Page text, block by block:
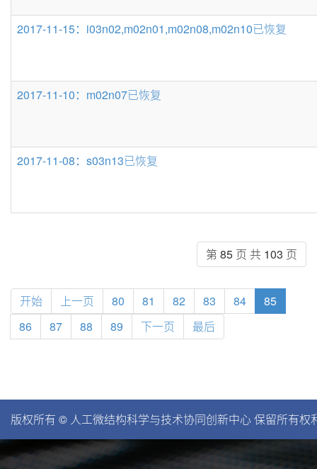
2017-11-15：i03n02,m02n01,m02n08,m02n10已恢复
2017-11-10：m02n07已恢复
2017-11-08：s03n13已恢复
第 85 页 共 103 页
开始 上一页 80 81 82 83 84
85
86
87 88 89 下一页 最后
版权所有 © 人工微结构科学与技术协同创新中心 保留所有